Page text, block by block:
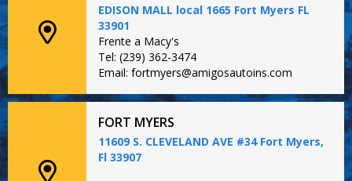
EDISON MALL local 1665 Fort Myers FL
33901
Frente a Macy's
Tel: (239) 362-3474
Email: fortmyers@amigosautoins.com
FORT MYERS
11609 S. CLEVELAND AVE #34 Fort Myers,
Fl 33907